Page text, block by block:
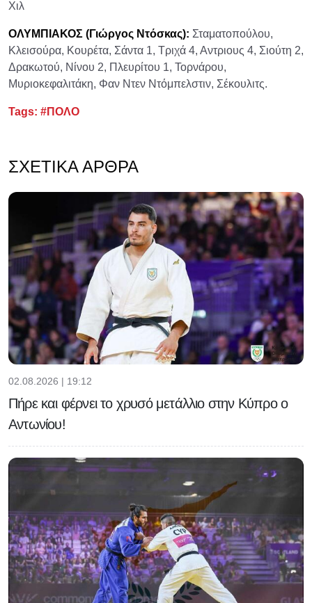
Χιλ
ΟΛΥΜΠΙΑΚΟΣ (Γιώργος Ντόσκας): Σταματοπούλου,
Κλεισούρα, Κουρέτα, Σάντα 1, Τριχά 4, Αντριους 4, Σιούτη 2,
Δρακωτού, Νίνου 2, Πλευρίτου 1, Τορνάρου,
Μυριοκεφαλιτάκη, Φαν Ντεν Ντόμπελστιν, Σέκουλιτς.
Tags: #ΠΟΛΟ
ΣΧΕΤΙΚΆ ΆΡΘΡΑ
02.08.2026 | 19:12
Πήρε και φέρνει το χρυσό μετάλλιο στην Κύπρο ο
Αντωνίου!